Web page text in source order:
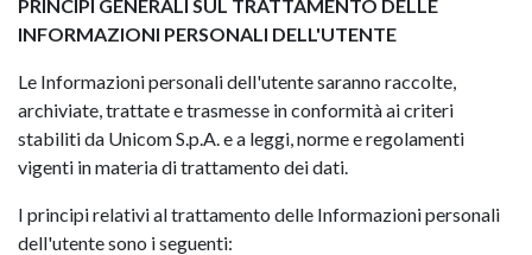
PRINCIPI GENERALI SUL TRATTAMENTO DELLE
INFORMAZIONI PERSONALI DELL'UTENTE
Le Informazioni personali dell'utente saranno raccolte,
archiviate, trattate e trasmesse in conformità ai criteri
stabiliti da Unicom S.p.A. e a leggi, norme e regolamenti
vigenti in materia di trattamento dei dati.
I principi relativi al trattamento delle Informazioni personali
dell'utente sono i seguenti: